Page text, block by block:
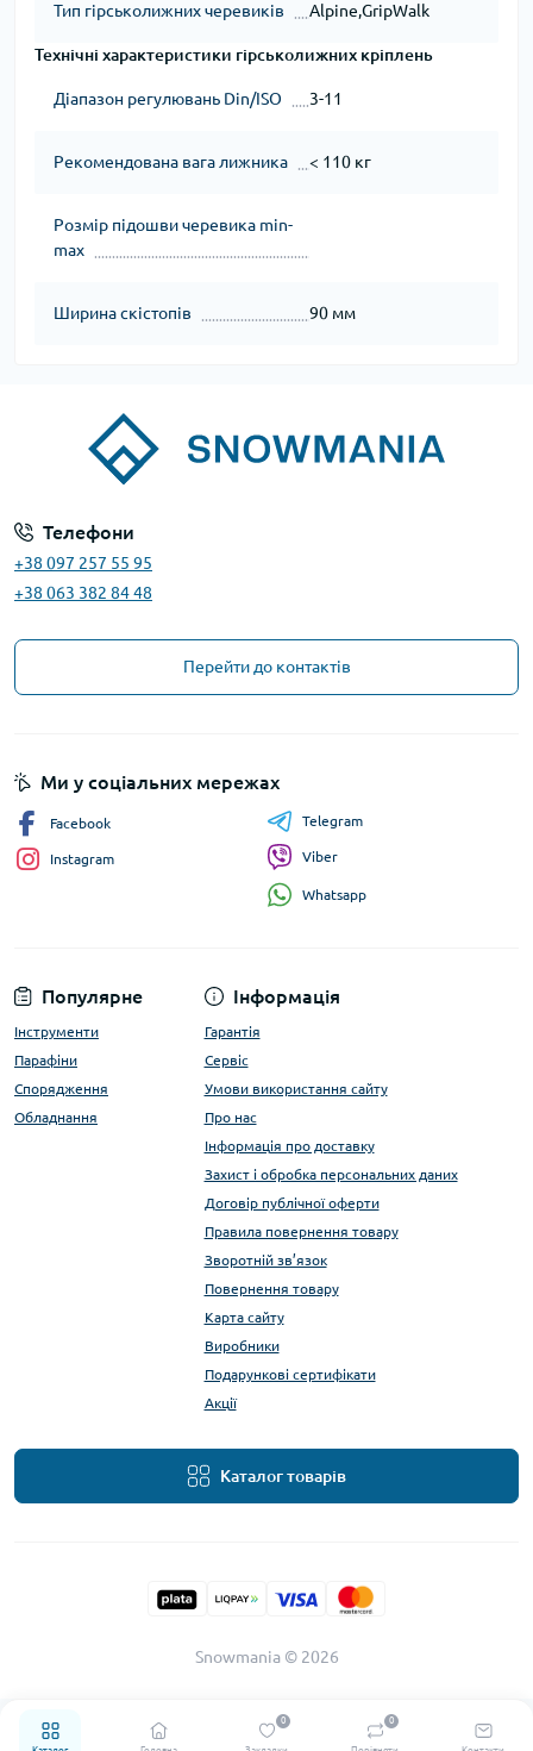
0 0
Тип гірськолижних черевиків Alpine,GripWalk
Технічні характеристики гірськолижних кріплень
Діапазон регулювань Din/ISO 3-11
Рекомендована вага лижника < 110 кг
Розмір підошви черевика min-
max
Ширина скістопів 90 мм
Телефони
+38 097 257 55 95
+38 063 382 84 48
Перейти до контактів
Популярне
Інструменти
Парафіни
Спорядження
Обладнання
Інформація
Гарантія
Сервіс
Умови використання сайту
Про нас
Інформація про доставку
Захист і обробка персональних даних
Договір публічної оферти
Правила повернення товару
Зворотній зв’язок
Повернення товару
Карта сайту
Виробники
Подарункові сертифікати
Акції
Каталог товарів
Ми у соціальних мережах
Facebook
Instagram
Telegram
Viber
Whatsapp
Snowmania © 2026